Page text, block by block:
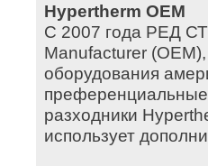
Hypertherm OEM
С 2007 года РЕД
Manufacturer (ОЕМ),
оборудования
преференциальные
разходники
использует